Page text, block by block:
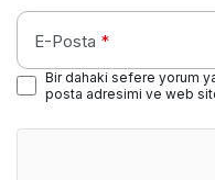
E-Posta *
Bir dahaki sefere yorum
posta adresimi ve web